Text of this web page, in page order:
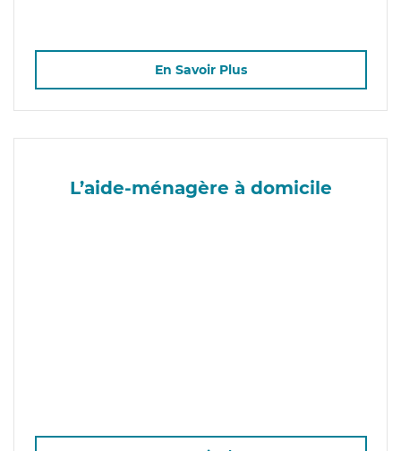
En Savoir Plus
L’aide-ménagère à domicile